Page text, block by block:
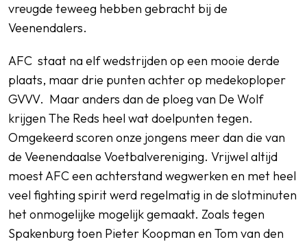
vreugde teweeg hebben gebracht bij de
Veenendalers.
AFC staat na elf wedstrijden op een mooie derde
plaats, maar drie punten achter op medekoploper
GVVV. Maar anders dan de ploeg van De Wolf
krijgen The Reds heel wat doelpunten tegen.
Omgekeerd scoren onze jongens meer dan die van
de Veenendaalse Voetbalvereniging. Vrijwel altijd
moest AFC een achterstand wegwerken en met heel
veel fighting spirit werd regelmatig in de slotminuten
het onmogelijke mogelijk gemaakt. Zoals tegen
Spakenburg toen Pieter Koopman en Tom van den